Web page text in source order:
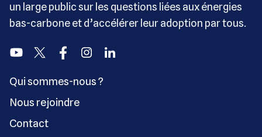
un large public sur les questions liées aux énergies
bas-carbone et d’accélérer leur adoption par tous.
YoutubeTwitter FacebookInstagramLinkedin
Qui sommes-nous ?
Nous rejoindre
Contact